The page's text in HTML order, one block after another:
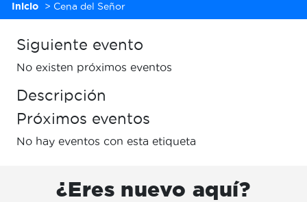
Inicio > Cena del Señor
Siguiente evento
No existen próximos eventos
Descripción
Próximos eventos
No hay eventos con esta etiqueta
¿Eres nuevo aquí?